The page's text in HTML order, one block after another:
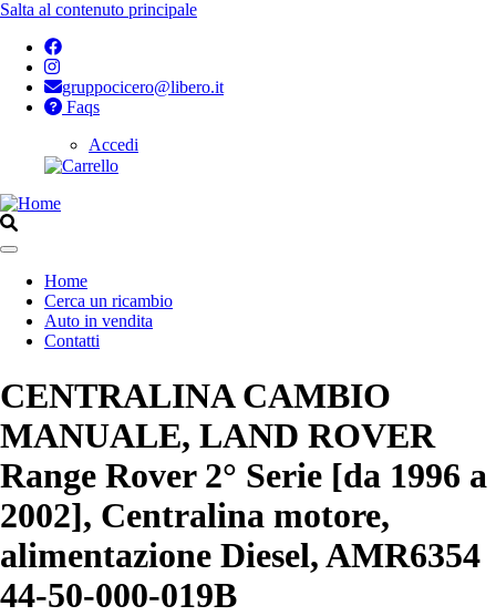
Salta al contenuto principale
gruppocicero@libero.it
Faqs
Accedi
Opzioni
di
configurazione
Aperto
Navigazione
principale
Home
Cerca un ricambio
Auto in vendita
Contatti
CENTRALINA CAMBIO
MANUALE, LAND ROVER
Range Rover 2° Serie [da 1996 a
2002], Centralina motore,
alimentazione Diesel, AMR6354
44-50-000-019B